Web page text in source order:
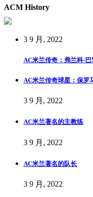
ACM History
3 9 月, 2022
AC米兰传奇：弗兰科·
AC米兰传奇球星：保罗
3 9 月, 2022
AC米兰著名的主教练
3 9 月, 2022
AC米兰著名的队长
3 9 月, 2022